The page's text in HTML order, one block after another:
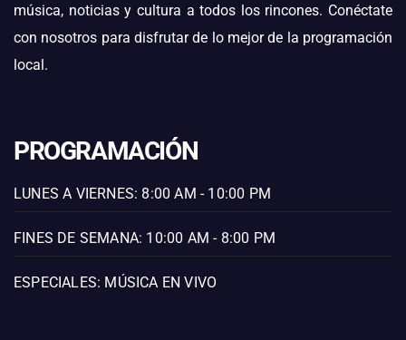
música, noticias y cultura a todos los rincones. Conéctate
con nosotros para disfrutar de lo mejor de la programación
local.
PROGRAMACIÓN
LUNES A VIERNES: 8:00 AM - 10:00 PM
FINES DE SEMANA: 10:00 AM - 8:00 PM
ESPECIALES: MÚSICA EN VIVO